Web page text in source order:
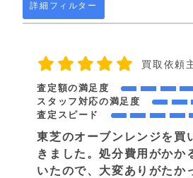
詳細フィルター
買取依頼
査定額の満足度
スタッフ対応の満足度
査定スピード
東芝のオーブンレンジを買
きました。処分費用がかか
いたので、大変ありがたか